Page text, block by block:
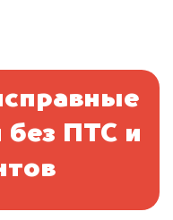
ПТС и